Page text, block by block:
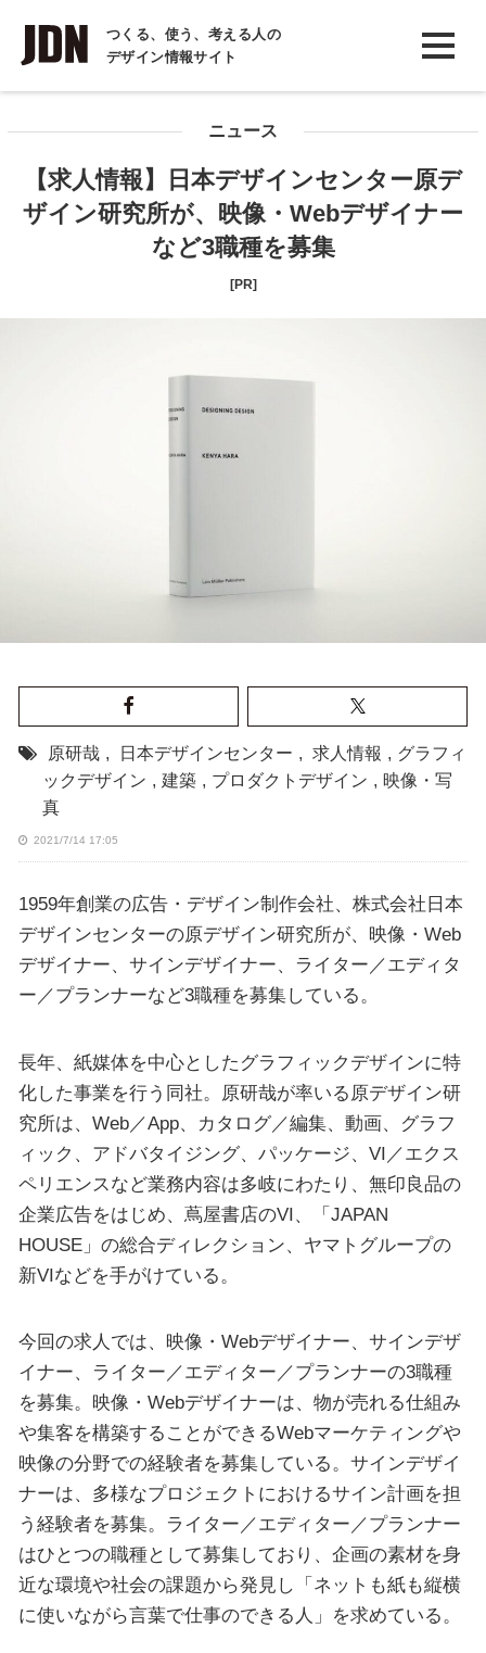
つくる、使う、考える人の
デザイン情報サイト
INTERVIEW
インタビュー
COLUMN
ニュース
【求人情報】日本デザインセンター原デ
ザイン研究所が、映像・Webデザイナー
など3職種を募集
[PR]
原研哉 , 日本デザインセンター , 求人情報 , グラフィ
ックデザイン , 建築 , プロダクトデザイン , 映像・写
真
2021/7/14 17:05
1959年創業の広告・デザイン制作会社、株式会社日本
デザインセンターの原デザイン研究所が、映像・Web
デザイナー、サインデザイナー、ライター／エディタ
ー／プランナーなど3職種を募集している。
長年、紙媒体を中心としたグラフィックデザインに特
化した事業を行う同社。原研哉が率いる原デザイン研
究所は、Web／App、カタログ／編集、動画、グラフ
ィック、アドバタイジング、パッケージ、VI／エクス
ペリエンスなど業務内容は多岐にわたり、無印良品の
企業広告をはじめ、蔦屋書店のVI、「JAPAN
HOUSE」の総合ディレクション、ヤマトグループの
新VIなどを手がけている。
今回の求人では、映像・Webデザイナー、サインデザ
イナー、ライター／エディター／プランナーの3職種
を募集。映像・Webデザイナーは、物が売れる仕組み
や集客を構築することができるWebマーケティングや
映像の分野での経験者を募集している。サインデザイ
ナーは、多様なプロジェクトにおけるサイン計画を担
う経験者を募集。ライター／エディター／プランナー
はひとつの職種として募集しており、企画の素材を身
近な環境や社会の課題から発見し「ネットも紙も縦横
に使いながら言葉で仕事のできる人」を求めている。